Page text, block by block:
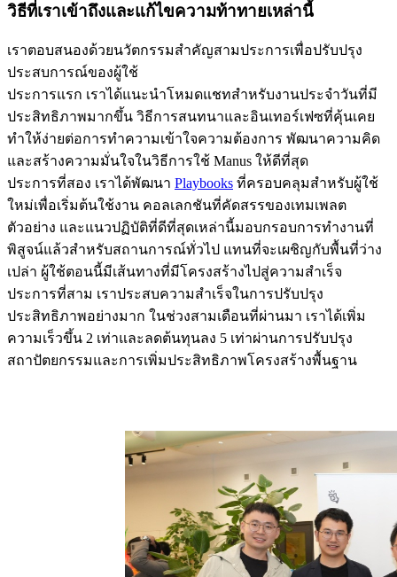
วิธีที่เราเข้าถึงและแก้ไขความท้าทายเหล่านี้
เราตอบสนองด้วยนวัตกรรมสำคัญสามประการเพื่อปรับปรุง
ประสบการณ์ของผู้ใช้
ประการแรก เราได้แนะนำโหมดแชทสำหรับงานประจำวันที่มี
ประสิทธิภาพมากขึ้น วิธีการสนทนาและอินเทอร์เฟซที่คุ้นเคย
ทำให้ง่ายต่อการทำความเข้าใจความต้องการ พัฒนาความคิด
และสร้างความมั่นใจในวิธีการใช้ Manus ให้ดีที่สุด
ประการที่สอง เราได้พัฒนา Playbooks ที่ครอบคลุมสำหรับผู้ใช้
ใหม่เพื่อเริ่มต้นใช้งาน คอลเลกชันที่คัดสรรของเทมเพลต
ตัวอย่าง และแนวปฏิบัติที่ดีที่สุดเหล่านี้มอบกรอบการทำงานที่
พิสูจน์แล้วสำหรับสถานการณ์ทั่วไป แทนที่จะเผชิญกับพื้นที่ว่าง
เปล่า ผู้ใช้ตอนนี้มีเส้นทางที่มีโครงสร้างไปสู่ความสำเร็จ
ประการที่สาม เราประสบความสำเร็จในการปรับปรุง
ประสิทธิภาพอย่างมาก ในช่วงสามเดือนที่ผ่านมา เราได้เพิ่ม
ความเร็วขึ้น 2 เท่าและลดต้นทุนลง 5 เท่าผ่านการปรับปรุง
สถาปัตยกรรมและการเพิ่มประสิทธิภาพโครงสร้างพื้นฐาน